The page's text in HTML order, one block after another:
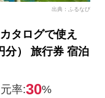
出典：ふるなび
タログで使え
分） 旅行券 宿泊
率:30%